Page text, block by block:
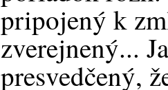
pripojený k
zverejnený...
presvedčený,